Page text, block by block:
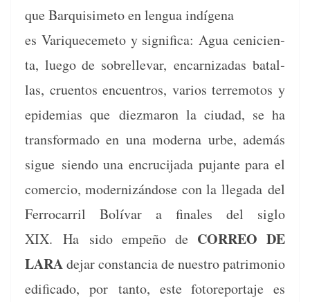
que Bar­quisime­to en lengua indígena
es Varique­ceme­to y sig­nifi­ca: Agua ceni­cien­
ta, luego de sobrell­e­var,encar­nizadas batal­
las, cru­en­tos encuen­tros, var­ios ter­re­mo­tos y
epi­demias que diez­maron la ciu­dad, se ha
trans­for­ma­do en una mod­er­na urbe, además
sigue sien­do una encru­ci­ja­da pujante para el
com­er­cio, mod­ern­izán­dose con la lle­ga­da del
Fer­ro­car­ril Bolí­var a finales del siglo
XIX. Ha sido empeño de CORREO DE
LARAdejar con­stan­cia de nue­stro pat­ri­mo­nio
edi­fi­ca­do, portan­to, este fotore­por­ta­je es